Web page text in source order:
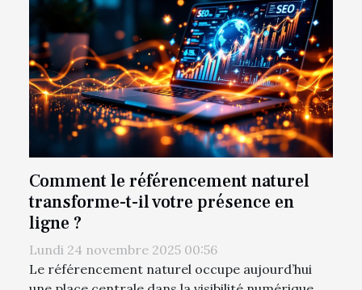
Comment le référencement naturel
transforme-t-il votre présence en
ligne ?
Lundi 24 novembre 2025 00:56
Le référencement naturel occupe aujourd’hui